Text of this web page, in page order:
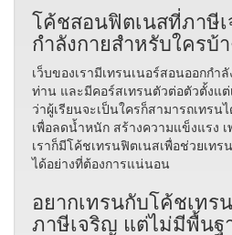
โค้ชสอนฟิตเนสที่ภาษี
กำลังกายสำหรับใครบ้
เว็บของเรามีเทรนเนอร์สอนออกกำ
ท่าน และมีคอร์สเทรนตัวต่อตัวตั้งแ
ว่าผู้เรียนจะเป็นใครก็สามารถเทรน
เพื่อลดน้ำหนัก สร้างความแข็งแรง เ
เราก็มีโค้ชเทรนฟิตเนสเพื่อช่วยเท
ได้อย่างที่ต้องการแน่นอน
อยากเทรนกับโค้ชเทร
ภาษีเจริญ แต่ไม่มีพื้นฐ